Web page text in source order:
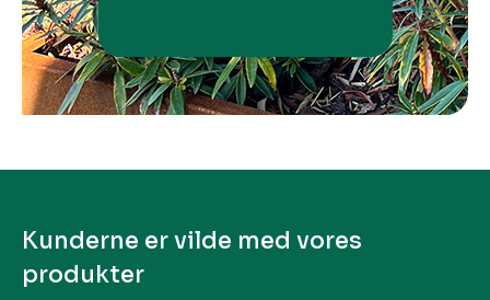
Kunderne er vilde med vores
produkter